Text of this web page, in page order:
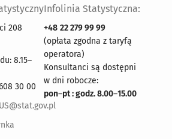
208
8.15–
30 00
Infolinia Statystyczna:
+48 22 279 99 99
(opłata zgodna z taryfą
operatora)
Konsultanci są dostępni
w dni robocze:
pon–pt : godz. 8.00–15.00